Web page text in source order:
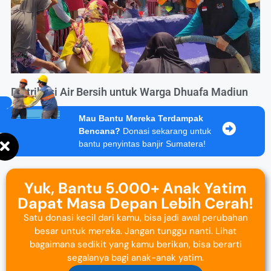
Distribusi Air Bersih untuk Warga Dhuafa Madiun
Mau Bantu Mereka Terdampak
Bencana? Donasi sekarang untuk
bantu penyintas banjir Sumatera!
Yuk, Bantu 5.000+ Anak Yatim
Dapat Masa Depan Lebih Cerah!
Satu donasi kecil dari kamu, bisa jadi awal perubahan
besar untuk mereka. Jangan tunggu nanti. Lihat
bagaimana sedikit yang kamu berikan, bisa berarti
segalanya bagi anak-anak yatim.